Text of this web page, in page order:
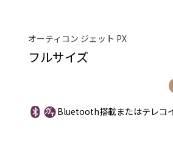
オーティコン ジェット PX
フルサイズ
Bluetooth搭載またはテレコ